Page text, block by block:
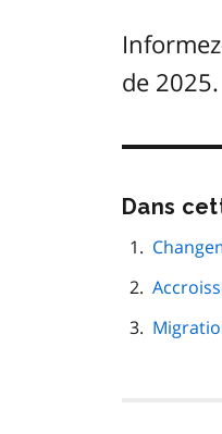
de 2025.
Dans